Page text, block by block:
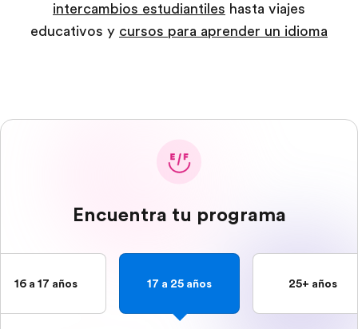
Oficinas
Trabajos
intercambios estudiantiles hasta viajes
educativos y cursos para aprender un idioma
Encuentra tu programa
16 a 17 años 17 a 25 años 25+ años